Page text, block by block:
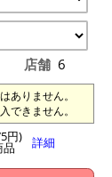
店舗 6
ありません。
できません。
円)
品 詳細